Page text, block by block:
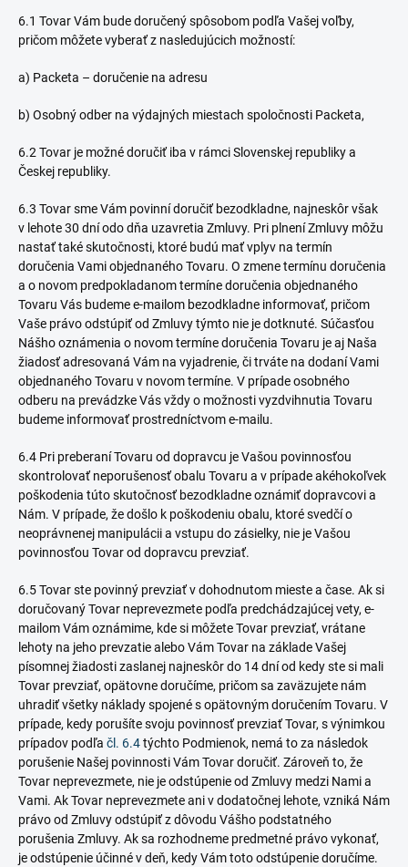
6.1 Tovar Vám bude doručený spôsobom podľa Vašej voľby,
pričom môžete vyberať z nasledujúcich možností:
a) Packeta – doručenie na adresu
b) Osobný odber na výdajných miestach spoločnosti Packeta,
6.2 Tovar je možné doručiť iba v rámci Slovenskej republiky a
Českej republiky.
6.3 Tovar sme Vám povinní doručiť bezodkladne, najneskôr však
v lehote 30 dní odo dňa uzavretia Zmluvy. Pri plnení Zmluvy môžu
nastať také skutočnosti, ktoré budú mať vplyv na termín
doručenia Vami objednaného Tovaru. O zmene termínu doručenia
a o novom predpokladanom termíne doručenia objednaného
Tovaru Vás budeme e-mailom bezodkladne informovať, pričom
Vaše právo odstúpiť od Zmluvy týmto nie je dotknuté. Súčasťou
Nášho oznámenia o novom termíne doručenia Tovaru je aj Naša
žiadosť adresovaná Vám na vyjadrenie, či trváte na dodaní Vami
objednaného Tovaru v novom termíne. V prípade osobného
odberu na prevádzke Vás vždy o možnosti vyzdvihnutia Tovaru
budeme informovať prostredníctvom e-mailu.
6.4 Pri preberaní Tovaru od dopravcu je Vašou povinnosťou
skontrolovať neporušenosť obalu Tovaru a v prípade akéhokoľvek
poškodenia túto skutočnosť bezodkladne oznámiť dopravcovi a
Nám. V prípade, že došlo k poškodeniu obalu, ktoré svedčí o
neoprávnenej manipulácii a vstupu do zásielky, nie je Vašou
povinnosťou Tovar od dopravcu prevziať.
6.5 Tovar ste povinný prevziať v dohodnutom mieste a čase. Ak si
doručovaný Tovar neprevezmete podľa predchádzajúcej vety, e-
mailom Vám oznámime, kde si môžete Tovar prevziať, vrátane
lehoty na jeho prevzatie alebo Vám Tovar na základe Vašej
písomnej žiadosti zaslanej najneskôr do 14 dní od kedy ste si mali
Tovar prevziať, opätovne doručíme, pričom sa zaväzujete nám
uhradiť všetky náklady spojené s opätovným doručením Tovaru. V
prípade, kedy porušíte svoju povinnosť prevziať Tovar, s výnimkou
prípadov podľa čl. 6.4týchto Podmienok, nemá to za následok
porušenie Našej povinnosti Vám Tovar doručiť. Zároveň to, že
Tovar neprevezmete, nie je odstúpenie od Zmluvy medzi Nami a
Vami. Ak Tovar neprevezmete ani v dodatočnej lehote, vzniká Nám
právo od Zmluvy odstúpiť z dôvodu Vášho podstatného
porušenia Zmluvy. Ak sa rozhodneme predmetné právo vykonať,
je odstúpenie účinné v deň, kedy Vám toto odstúpenie doručíme.